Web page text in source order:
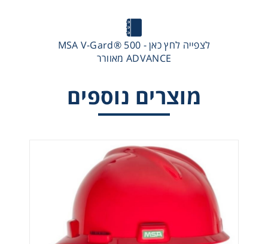
לצפייה לחץ כאן - MSA V-Gard® 500
ADVANCE מאוורר
מוצרים נוספיםLH350 - קסדת טיסה Helicopter Helmet – MSA